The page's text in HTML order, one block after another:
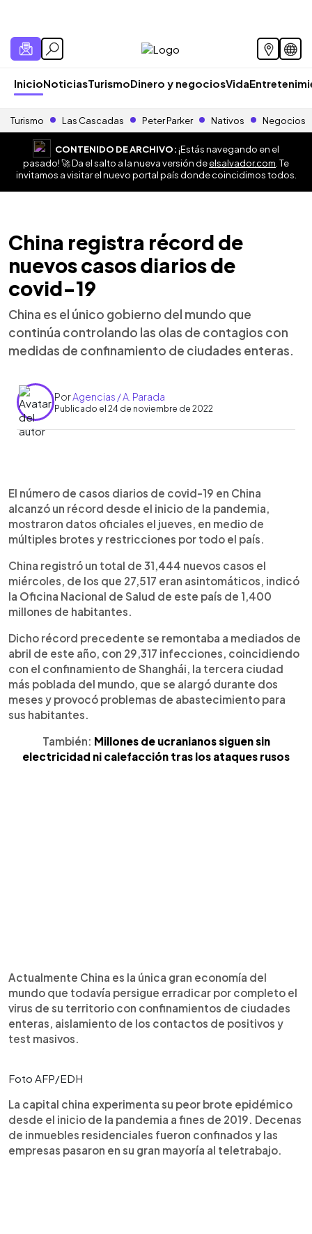
InicioNoticiasTurismoDinero y negociosVida
Turismo Las Cascadas Peter Parker Nativos Negocios
CONTENIDO DE ARCHIVO:¡Estás navegando en el
pasado! 🚀 Da el salto a la nueva versión deelsalvador.com . Te
invitamos a visitar el nuevo portal país donde coincidimos todos.
China registra récord de
nuevos casos diarios de
covid-19
China es el único gobierno del mundo que
continúa controlando las olas de contagios con
medidas de confinamiento de ciudades enteras.
PorAgencias / A. Parada
Publicado el 24 de noviembre de 2022
Escuchar artículo
El número de casos diarios de covid-19 en China
alcanzó un récord desde el inicio de la pandemia,
mostraron datos oficiales el jueves, en medio de
múltiples brotes y restricciones por todo el país.
China registró un total de 31,444 nuevos casos el
miércoles, de los que 27,517 eran asintomáticos, indicó
la Oficina Nacional de Salud de este país de 1,400
millones de habitantes.
Dicho récord precedente se remontaba a mediados de
abril de este año, con 29,317 infecciones, coincidiendo
con el confinamiento de Shanghái, la tercera ciudad
más poblada del mundo, que se alargó durante dos
meses y provocó problemas de abastecimiento para
sus habitantes.
También: Millones de ucranianos siguen sin
electricidad ni calefacción tras los ataques rusos
Actualmente China es la única gran economía del
mundo que todavía persigue erradicar por completo el
virus de su territorio con confinamientos de ciudades
enteras, aislamiento de los contactos de positivos y
test masivos.
Foto AFP/EDH
La capital china experimenta su peor brote epidémico
desde el inicio de la pandemia a fines de 2019. Decenas
de inmuebles residenciales fueron confinados y las
empresas pasaron en su gran mayoría al teletrabajo.